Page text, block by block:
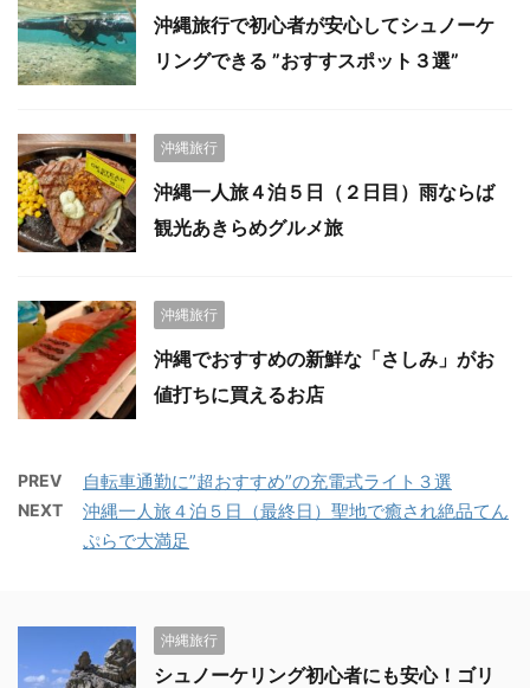
沖縄旅行で初心者が安心してシュノーケ
リングできる ”おすすスポット３選”
沖縄旅行
沖縄一人旅４泊５日（２日目）雨ならば
観光あきらめグルメ旅
沖縄旅行
沖縄でおすすめの新鮮な「さしみ」がお
値打ちに買えるお店
PREV 自転車通勤に”超おすすめ”の充電式ライト３選
NEXT
沖縄一人旅４泊５日（最終日）聖地で癒され絶品てん
ぷらで大満足
沖縄旅行
シュノーケリング初心者にも安心！ゴリ